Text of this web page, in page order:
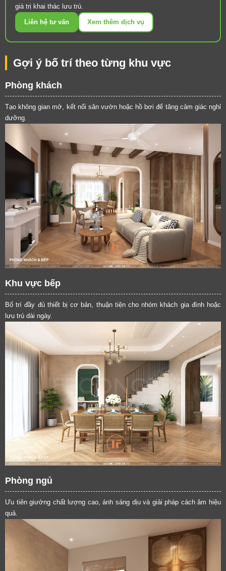
giá trị khai thác lưu trú.
Liên hệ tư vấn Xem thêm dịch vụ
Gợi ý bố trí theo từng khu vực
Phòng khách
Tạo không gian mở, kết nối sân vườn hoặc hồ bơi để tăng cảm giác nghỉ
dưỡng.
Khu vực bếp
Bố trí đầy đủ thiết bị cơ bản, thuận tiện cho nhóm khách gia đình hoặc
lưu trú dài ngày.
Phòng ngủ
Ưu tiên giường chất lượng cao, ánh sáng dịu và giải pháp cách âm hiệu
quả.